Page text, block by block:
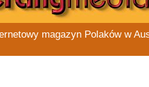
magazyn Polaków w